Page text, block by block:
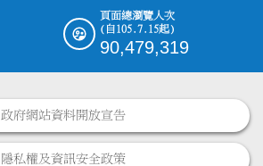
頁面總瀏覽人次
(自105.7.15起)
90,479,319
政府網站資料開放宣告
隱私權及資訊安全政策